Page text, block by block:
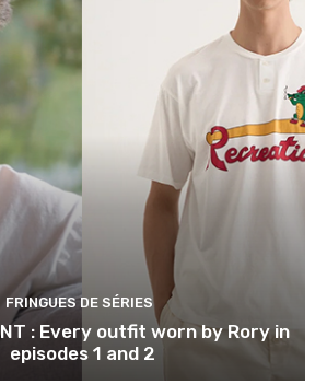
FRINGUES DE SÉRIES
: Every outfit worn by Rory in
episodes 1 and 2